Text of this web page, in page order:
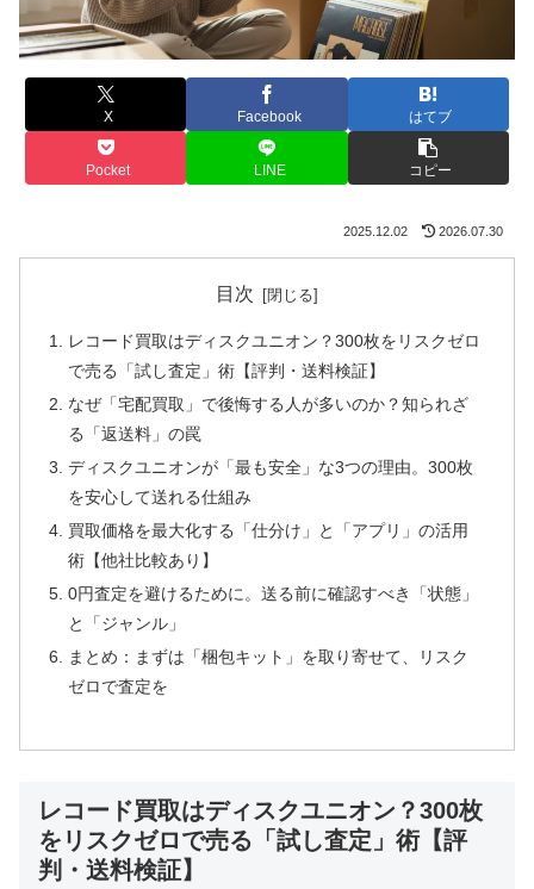
X Facebook はてブ
Pocket LINE コピー
2025.12.02 2026.07.30
目次
レコード買取はディスクユニオン？300枚をリスクゼロ
で売る「試し査定」術【評判・送料検証】
なぜ「宅配買取」で後悔する人が多いのか？知られざ
る「返送料」の罠
ディスクユニオンが「最も安全」な3つの理由。300枚
を安心して送れる仕組み
買取価格を最大化する「仕分け」と「アプリ」の活用
術【他社比較あり】
0円査定を避けるために。送る前に確認すべき「状態」
と「ジャンル」
まとめ：まずは「梱包キット」を取り寄せて、リスク
ゼロで査定を
レコード買取はディスクユニオン？300枚
をリスクゼロで売る「試し査定」術【評
判・送料検証】